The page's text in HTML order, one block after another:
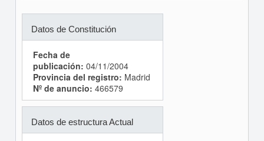
Datos de Constitución
Fecha de
publicación: 04/11/2004
Provincia del registro: Madrid
Nº de anuncio: 466579
Datos de estructura Actual